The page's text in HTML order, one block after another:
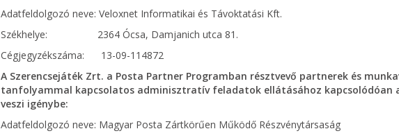
Adatfeldolgozó neve: Veloxnet Informatikai és Távoktatási Kft.
Székhelye: 2364 Ócsa, Damjanich utca 81.
Cégjegyzékszáma: 13-09-114872
A Szerencsejáték Zrt. a Posta Partner Programban résztvevő partnerek és
tanfolyammal kapcsolatos adminisztratív feladatok ellátásához kapcsolódóan
veszi igénybe:
Adatfeldolgozó neve: Magyar Posta Zártkörűen Működő Részvénytársaság